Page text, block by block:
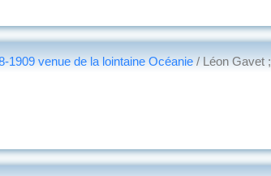
1909 venue de la lointaine Océanie / Léon Gavet ;